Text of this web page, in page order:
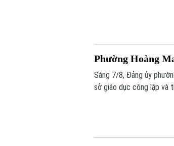
Phường Hoàng
Sáng 7/8, Đảng ủy
sở giáo dục công lập và